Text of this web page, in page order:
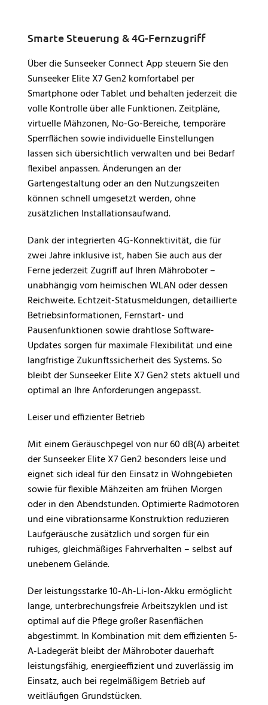
Smarte Steuerung & 4G-Fernzugriff
Über die Sunseeker Connect App steuern Sie den
Sunseeker Elite X7 Gen2 komfortabel per
Smartphone oder Tablet und behalten jederzeit die
volle Kontrolle über alle Funktionen. Zeitpläne,
virtuelle Mähzonen, No-Go-Bereiche, temporäre
Sperrflächen sowie individuelle Einstellungen
lassen sich übersichtlich verwalten und bei Bedarf
flexibel anpassen. Änderungen an der
Gartengestaltung oder an den Nutzungszeiten
können schnell umgesetzt werden, ohne
zusätzlichen Installationsaufwand.
Dank der integrierten 4G-Konnektivität, die für
zwei Jahre inklusive ist, haben Sie auch aus der
Ferne jederzeit Zugriff auf Ihren Mähroboter –
unabhängig vom heimischen WLAN oder dessen
Reichweite. Echtzeit-Statusmeldungen, detaillierte
Betriebsinformationen, Fernstart- und
Pausenfunktionen sowie drahtlose Software-
Updates sorgen für maximale Flexibilität und eine
langfristige Zukunftssicherheit des Systems. So
bleibt der Sunseeker Elite X7 Gen2 stets aktuell und
optimal an Ihre Anforderungen angepasst.
Leiser und effizienter Betrieb
Mit einem Geräuschpegel von nur 60 dB(A) arbeitet
der Sunseeker Elite X7 Gen2 besonders leise und
eignet sich ideal für den Einsatz in Wohngebieten
sowie für flexible Mähzeiten am frühen Morgen
oder in den Abendstunden. Optimierte Radmotoren
und eine vibrationsarme Konstruktion reduzieren
Laufgeräusche zusätzlich und sorgen für ein
ruhiges, gleichmäßiges Fahrverhalten – selbst auf
unebenem Gelände.
Der leistungsstarke 10-Ah-Li-Ion-Akku ermöglicht
lange, unterbrechungsfreie Arbeitszyklen und ist
optimal auf die Pflege großer Rasenflächen
abgestimmt. In Kombination mit dem effizienten 5-
A-Ladegerät bleibt der Mähroboter dauerhaft
leistungsfähig, energieeffizient und zuverlässig im
Einsatz, auch bei regelmäßigem Betrieb auf
weitläufigen Grundstücken.